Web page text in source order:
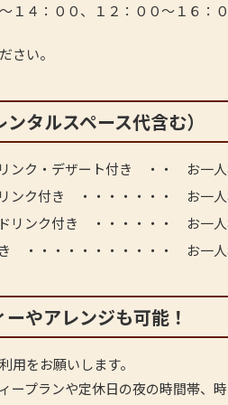
～１４：００、１２：００～１６：
さい。
タルスペース代含む）
ンク・デザート付き ・・ お一
ンク付き ・・・・・・・ お一
リンク付き ・・・・・・ お一
き ・・・・・・・・・・・ お一
やアレンジも可能！
用をお願いします。
ープランや定休日の夜の時間帯、